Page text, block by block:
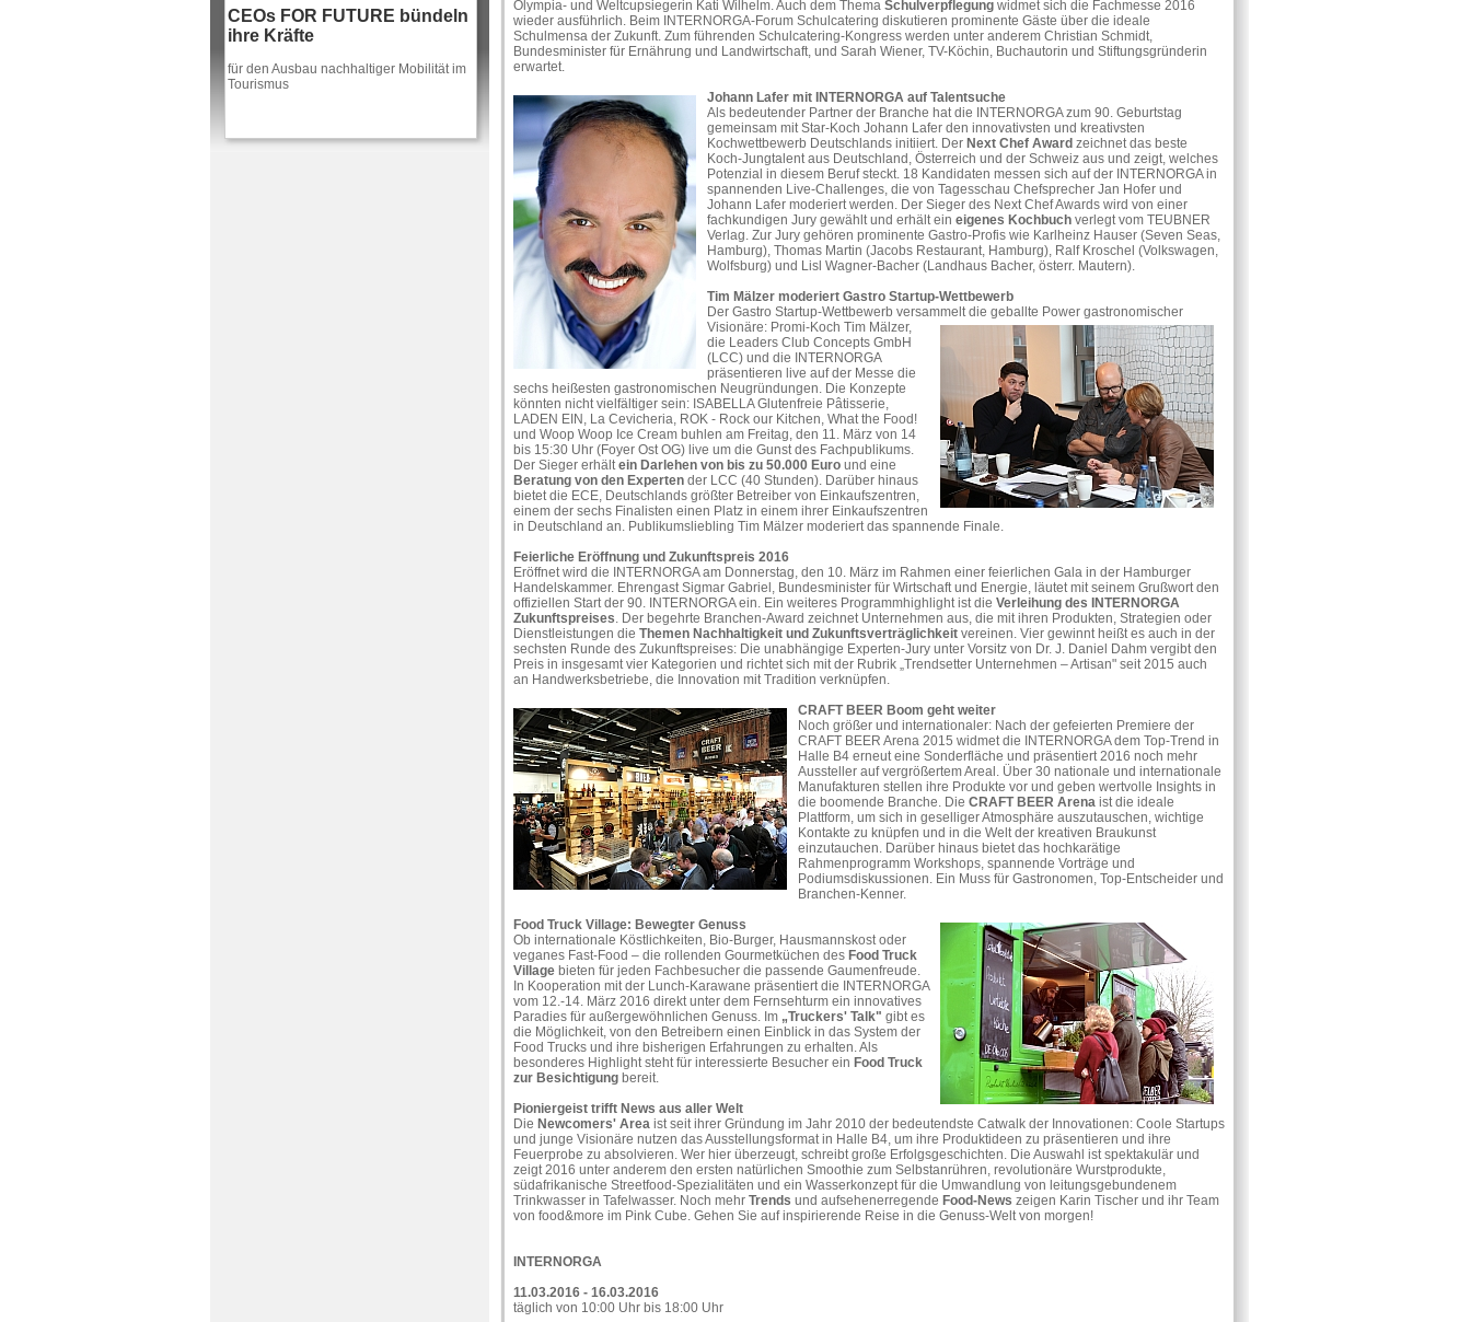
CEOs FOR FUTURE bündeln
ihre Kräfte
für den Ausbau nachhaltiger Mobilität im
Tourismus
Olympia- und Weltcupsiegerin Kati Wilhelm. Auch dem Thema Schulverpflegung widmet sich die Fachmesse 2016
wieder ausführlich. Beim INTERNORGA-Forum Schulcatering diskutieren prominente Gäste über die ideale
Schulmensa der Zukunft. Zum führenden Schulcatering-Kongress werden unter anderem Christian Schmidt,
Bundesminister für Ernährung und Landwirtschaft, und Sarah Wiener, TV-Köchin, Buchautorin und Stiftungsgründerin
erwartet.
Johann Lafer mit INTERNORGA auf Talentsuche
Als bedeutender Partner der Branche hat die INTERNORGA zum 90. Geburtstag
gemeinsam mit Star-Koch Johann Lafer den innovativsten und kreativsten
Kochwettbewerb Deutschlands initiiert. Der Next Chef Award zeichnet das beste
Koch-Jungtalent aus Deutschland, Österreich und der Schweiz aus und zeigt, welches
Potenzial in diesem Beruf steckt. 18 Kandidaten messen sich auf der INTERNORGA in
spannenden Live-Challenges, die von Tagesschau Chefsprecher Jan Hofer und
Johann Lafer moderiert werden. Der Sieger des Next Chef Awards wird von einer
fachkundigen Jury gewählt und erhält ein eigenes Kochbuch verlegt vom TEUBNER
Verlag. Zur Jury gehören prominente Gastro-Profis wie Karlheinz Hauser (Seven Seas,
Hamburg), Thomas Martin (Jacobs Restaurant, Hamburg), Ralf Kroschel (Volkswagen,
Wolfsburg) und Lisl Wagner-Bacher (Landhaus Bacher, österr. Mautern).
Tim Mälzer moderiert Gastro Startup-Wettbewerb
Der Gastro Startup-Wettbewerb versammelt die geballte Power gastronomischer
Visionäre: Promi-Koch Tim Mälzer,
die Leaders Club Concepts GmbH
(LCC) und die INTERNORGA
präsentieren live auf der Messe die
sechs heißesten gastronomischen Neugründungen. Die Konzepte
könnten nicht vielfältiger sein: ISABELLA Glutenfreie Pâtisserie,
LADEN EIN, La Cevicheria, ROK - Rock our Kitchen, What the Food!
und Woop Woop Ice Cream buhlen am Freitag, den 11. März von 14
bis 15:30 Uhr (Foyer Ost OG) live um die Gunst des Fachpublikums.
Der Sieger erhältein Darlehen von bis zu 50.000 Euro und eine
Beratung von den Experten der LCC (40 Stunden). Darüber hinaus
bietet die ECE, Deutschlands größter Betreiber von Einkaufszentren,
einem der sechs Finalisten einen Platz in einem ihrer Einkaufszentren
in Deutschland an. Publikumsliebling Tim Mälzer moderiert das spannende Finale.
Feierliche Eröffnung und Zukunftspreis 2016
Eröffnet wird die INTERNORGA am Donnerstag, den 10. März im Rahmen einer feierlichen Gala in der Hamburger
Handelskammer. Ehrengast Sigmar Gabriel, Bundesminister für Wirtschaft und Energie, läutet mit seinem Grußwort den
offiziellen Start der 90. INTERNORGA ein. Ein weiteres Programmhighlight ist die Verleihung des INTERNORGA
Zukunftspreises. Der begehrte Branchen-Award zeichnet Unternehmen aus, die mit ihren Produkten, Strategien oder
Dienstleistungen die Themen Nachhaltigkeit und Zukunftsverträglichkeit vereinen. Vier gewinnt heißt es auch in der
sechsten Runde des Zukunftspreises: Die unabhängige Experten-Jury unter Vorsitz von Dr. J. Daniel Dahm vergibt den
Preis in insgesamt vier Kategorien und richtet sich mit der Rubrik „Trendsetter Unternehmen – Artisan" seit 2015 auch
an Handwerksbetriebe, die Innovation mit Tradition verknüpfen.
CRAFT BEER Boom geht weiter
Noch größer und internationaler: Nach der gefeierten Premiere der
CRAFT BEER Arena 2015 widmet die INTERNORGA dem Top-Trend in
Halle B4 erneut eine Sonderfläche und präsentiert 2016 noch mehr
Aussteller auf vergrößertem Areal. Über 30 nationale und internationale
Manufakturen stellen ihre Produkte vor und geben wertvolle Insights in
die boomende Branche. Die CRAFT BEER Arena ist die ideale
Plattform, um sich in geselliger Atmosphäre auszutauschen, wichtige
Kontakte zu knüpfen und in die Welt der kreativen Braukunst
einzutauchen. Darüber hinaus bietet das hochkarätige
Rahmenprogramm Workshops, spannende Vorträge und
Podiumsdiskussionen. Ein Muss für Gastronomen, Top-Entscheider und
Branchen-Kenner.
Food Truck Village: Bewegter Genuss
Ob internationale Köstlichkeiten, Bio-Burger, Hausmannskost oder
veganes Fast-Food – die rollenden Gourmetküchen des Food Truck
Village bieten für jeden Fachbesucher die passende Gaumenfreude.
In Kooperation mit der Lunch-Karawane präsentiert die INTERNORGA
vom 12.-14. März 2016 direkt unter dem Fernsehturm ein innovatives
Paradies für außergewöhnlichen Genuss. Im „Truckers' Talk" gibt es
die Möglichkeit, von den Betreibern einen Einblick in das System der
Food Trucks und ihre bisherigen Erfahrungen zu erhalten. Als
besonderes Highlight steht für interessierte Besucher ein Food Truck
zur Besichtigung bereit.
Pioniergeist trifft News aus aller Welt
Die Newcomers' Area ist seit ihrer Gründung im Jahr 2010 der bedeutendste Catwalk der Innovationen: Coole Startups
und junge Visionäre nutzen das Ausstellungsformat in Halle B4, um ihre Produktideen zu präsentieren und ihre
Feuerprobe zu absolvieren. Wer hier überzeugt, schreibt große Erfolgsgeschichten. Die Auswahl ist spektakulär und
zeigt 2016 unter anderem den ersten natürlichen Smoothie zum Selbstanrühren, revolutionäre Wurstprodukte,
südafrikanische Streetfood-Spezialitäten und ein Wasserkonzept für die Umwandlung von leitungsgebundenem
Trinkwasser in Tafelwasser. Noch mehr Trends und aufsehenerregende Food-News zeigen Karin Tischer und ihr Team
von food&more im Pink Cube. Gehen Sie auf inspirierende Reise in die Genuss-Welt von morgen!
INTERNORGA
11.03.2016 - 16.03.2016
täglich von 10:00 Uhr bis 18:00 Uhr